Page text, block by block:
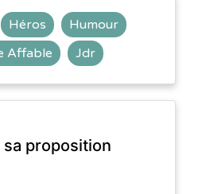
Héros
Humour
Affable
Jdr
proposition